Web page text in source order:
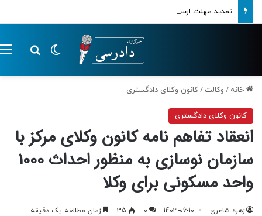
تمدید مهلت ارسال اظهارنامه‌های مالیاتی تا پایان تابستان 1405
تغییر پوسته
خانه / وکالت /کانون وکلای دادگستری
کانون وکلای دادگستری
انعقاد تفاهم نامه کانون وکلای مرکز با
سازمان نوسازی به منظور احداث 1000
واحد مسکونی برای وکلا
زهره شاعری 1403-06-10
0
35 زمان مطالعه یک دقیقه